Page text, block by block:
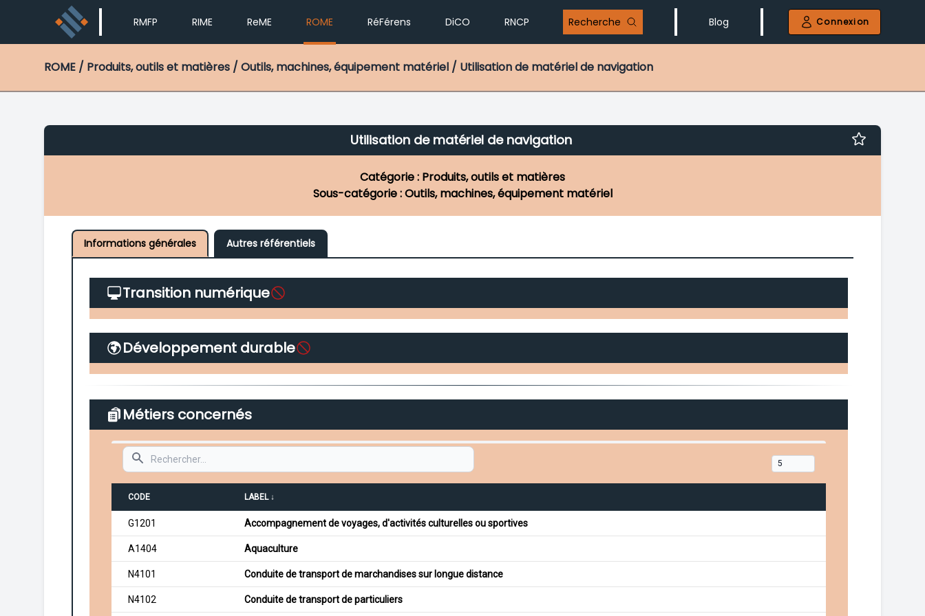
RMFP RIME ReME ROME RéFérens DiCO RNCP Recherche Blog Connexion
ROME / Produits, outils et matières / Outils, machines, équipement matériel / Utilisation de matériel de navigation
Utilisation de matériel de navigation
Catégorie : Produits, outils et matières
Sous-catégorie : Outils, machines, équipement matériel
Informations générales Autres référentiels
Transition numérique
Développement durable
Métiers concernés
Search
CODE LABEL ↓
G1201 Accompagnement de voyages, d'activités culturelles ou sportives
A1404 Aquaculture
N4101 Conduite de transport de marchandises sur longue distance
N4102 Conduite de transport de particuliers